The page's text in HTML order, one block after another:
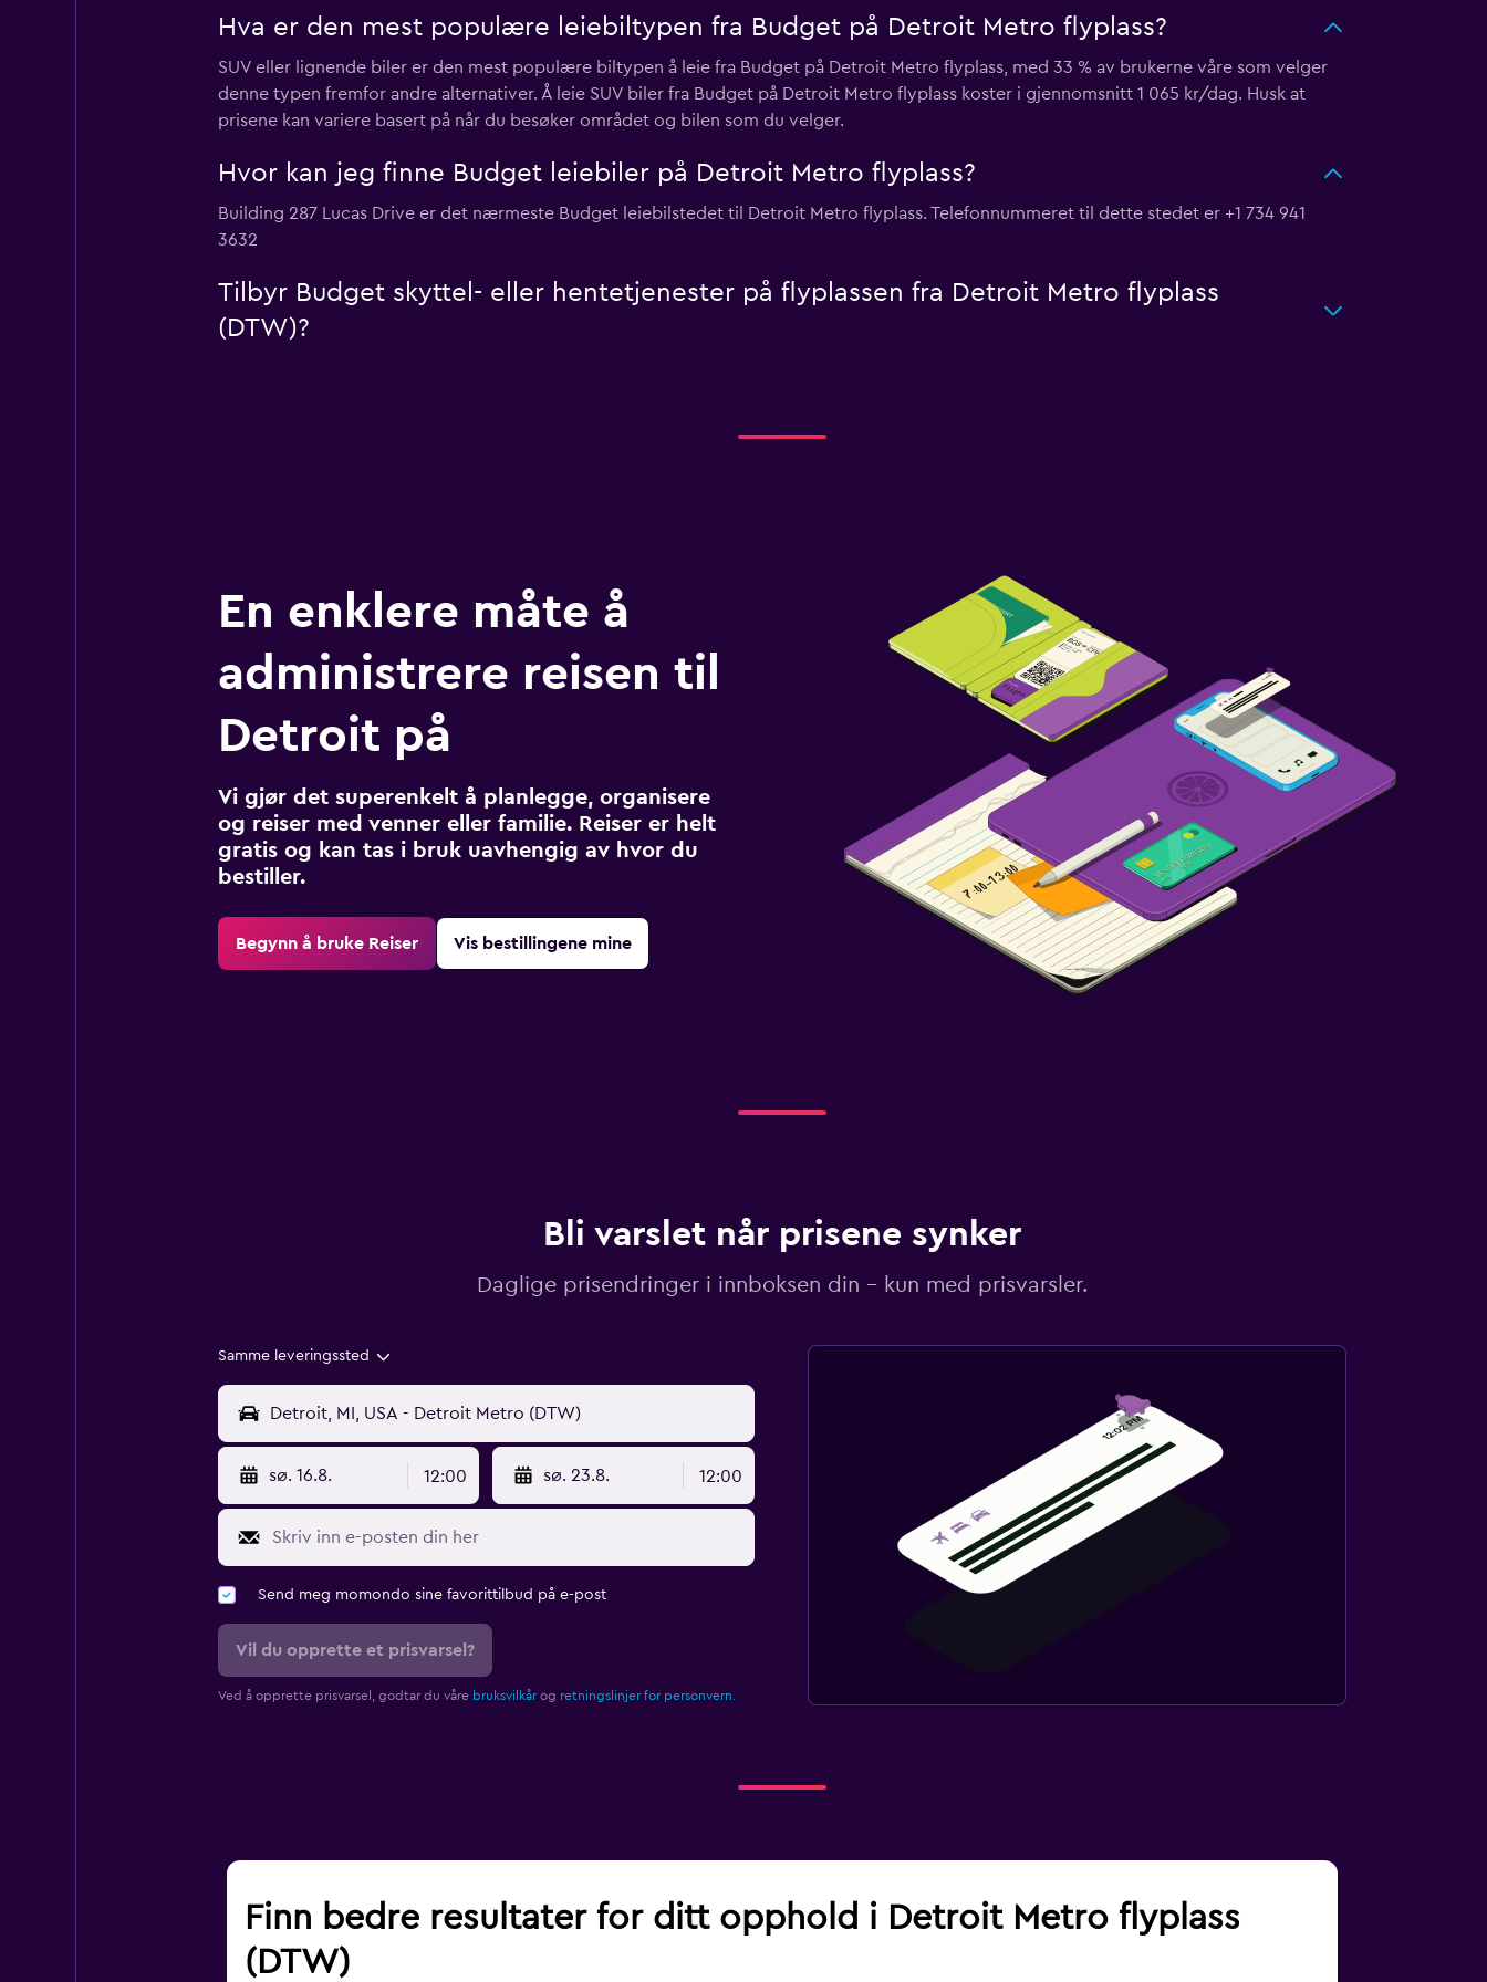
Hva er den mest populære leiebiltypen fra Budget på Detroit Metro flyplass?
SUV eller lignende biler er den mest populære biltypen å leie fra Budget på Detroit Metro flyplass, med 33 % av brukerne våre som velger
denne typen fremfor andre alternativer. Å leie SUV biler fra Budget på Detroit Metro flyplass koster i gjennomsnitt 1 065 kr/dag. Husk at
prisene kan variere basert på når du besøker området og bilen som du velger.
Hvor kan jeg finne Budget leiebiler på Detroit Metro flyplass?
Building 287 Lucas Drive er det nærmeste Budget leiebilstedet til Detroit Metro flyplass. Telefonnummeret til dette stedet er +1 734 941
3632
Tilbyr Budget skyttel- eller hentetjenester på flyplassen fra Detroit Metro flyplass
(DTW)?
En enklere måte å
administrere reisen til
Detroit på
Vi gjør det superenkelt å planlegge, organisere
og reiser med venner eller familie. Reiser er helt
gratis og kan tas i bruk uavhengig av hvor du
bestiller.
Begynn å bruke Reiser Vis bestillingene mine
Bli varslet når prisene synker
Daglige prisendringer i innboksen din – kun med prisvarsler.
Samme leveringssted
sø. 16.8. 12:00 sø. 23.8. 12:00
Send meg momondo sine favorittilbud på e-post
Vil du opprette et prisvarsel?
Ved å opprette prisvarsel, godtar du våre bruksvilkårog retningslinjer for personvern.
Finn bedre resultater for ditt opphold i Detroit Metro flyplass
(DTW)